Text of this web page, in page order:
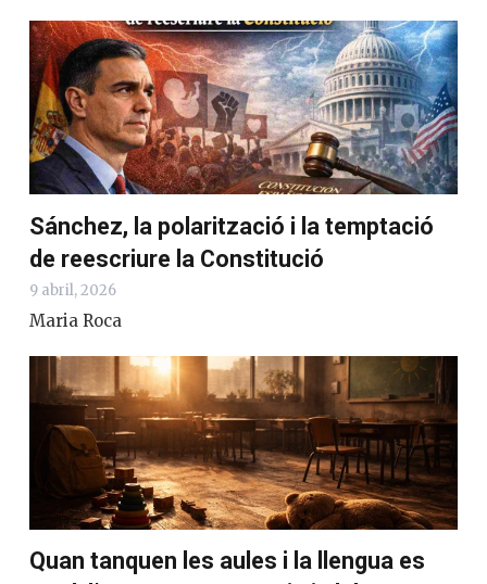
Sánchez, la polarització i la temptació
de reescriure la Constitució
9 abril, 2026
Maria Roca
Quan tanquen les aules i la llengua es